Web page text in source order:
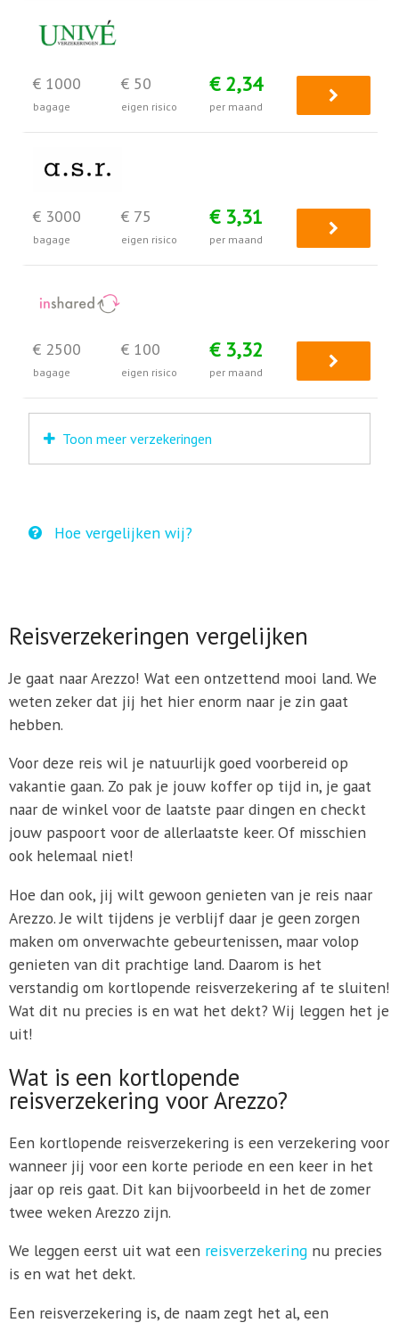
€ 1000
bagage
€ 50
eigen risico
€ 2,34
per maand
€ 3000
bagage
€ 75
eigen risico
€ 3,31
per maand
€ 2500
bagage
€ 100
eigen risico
€ 3,32
per maand
Toon meer verzekeringen
Hoe vergelijken wij?
Reisverzekeringen vergelijken
Je gaat naar Arezzo! Wat een ontzettend mooi land. We
weten zeker dat jij het hier enorm naar je zin gaat
hebben.
Voor deze reis wil je natuurlijk goed voorbereid op
vakantie gaan. Zo pak je jouw koffer op tijd in, je gaat
naar de winkel voor de laatste paar dingen en checkt
jouw paspoort voor de allerlaatste keer. Of misschien
ook helemaal niet!
Hoe dan ook, jij wilt gewoon genieten van je reis naar
Arezzo. Je wilt tijdens je verblijf daar je geen zorgen
maken om onverwachte gebeurtenissen, maar volop
genieten van dit prachtige land. Daarom is het
verstandig om kortlopende reisverzekering af te sluiten!
Wat dit nu precies is en wat het dekt? Wij leggen het je
uit!
Wat is een kortlopende
reisverzekering voor Arezzo?
Een kortlopende reisverzekering is een verzekering voor
wanneer jij voor een korte periode en een keer in het
jaar op reis gaat. Dit kan bijvoorbeeld in het de zomer
twee weken Arezzo zijn.
We leggen eerst uit wat een reisverzekeringnu precies
is en wat het dekt.
Een reisverzekering is, de naam zegt het al, een